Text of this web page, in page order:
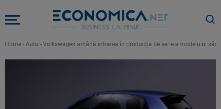
Home - Auto - Volkswagen amână intrarea în producția de serie a modelului său